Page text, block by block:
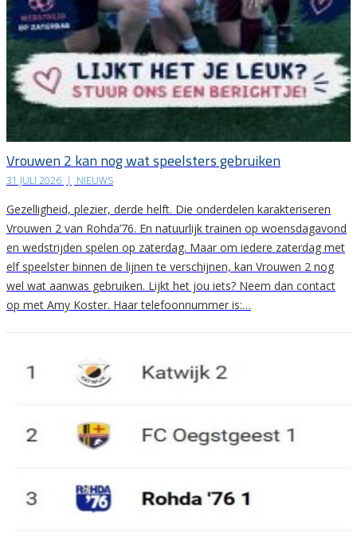
Vrouwen 2 kan nog wat speelsters gebruiken
31 JULI 2026 | NIEUWS
Gezelligheid, plezier, derde helft. Die onderdelen karakteriseren
Vrouwen 2 van Rohda’76. En natuurlijk trainen op woensdagavond
en wedstrijden spelen op zaterdag. Maar om iedere zaterdag met
elf speelster binnen de lijnen te verschijnen, kan Vrouwen 2 nog
wel wat aanwas gebruiken. Lijkt het jou iets? Neem dan contact
op met Amy Koster. Haar telefoonnummer is:…